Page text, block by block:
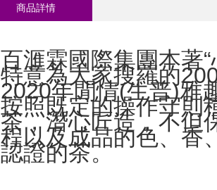
商品詳情
百滙霖國際集團本著
特意為大家搜羅的
2020年閒情(生普)雅
按照既定的操作守則
茶，潛心匠造，不但
程以及成品的色、香
認證的茶。